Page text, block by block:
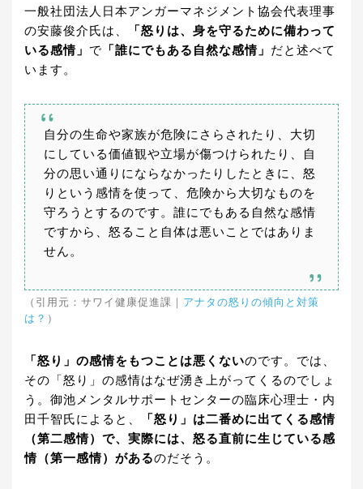
一般社団法人日本アンガーマネジメント協会代表理事
の安藤俊介氏は、
「怒りは、身を守るために備わって
いる感情」 で 「誰にでもある自然な感情」 だと述べて
います。
自分の生命や家族が危険にさらされたり、大切
にしている価値観や立場が傷つけられたり、自
分の思い通りにならなかったりしたときに、怒
りという感情を使って、危険から大切なものを
守ろうとするのです。誰にでもある自然な感情
ですから、怒ること自体は悪いことではありま
せん。
（引用元：サワイ健康促進課｜ アナタの怒りの傾向と対策
は？ ）
「怒り」の感情をもつことは悪くないのです。では、
その「怒り」の感情はなぜ湧き上がってくるのでしょ
う。御池メンタルサポートセンターの臨床心理士・内
田千智氏によると、
「怒り」は二番めに出てくる感情
（第二感情）で、実際には、怒る直前に生じている感
情（第一感情）があるのだそう。